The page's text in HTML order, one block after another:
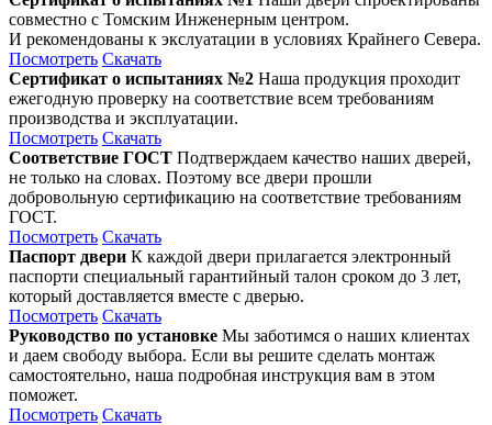
совместно с Томским Инженерным центром.
И рекомендованы к экслуатации в условиях Крайнего Севера.
Посмотреть Скачать
Сертификат о испытаниях №2 Наша продукция проходит
ежегодную проверку на соответствие всем требованиям
производства и эксплуатации.
Посмотреть Скачать
Соответствие ГОСТ Подтверждаем качество наших дверей,
не только на словах. Поэтому все двери прошли
добровольную сертификацию на соответствие требованиям
ГОСТ.
Посмотреть Скачать
Паспорт двери К каждой двери прилагается электронный
паспорти специальный гарантийный талон сроком до 3 лет,
который доставляется вместе с дверью.
Посмотреть Скачать
Руководство по установке Мы заботимся о наших клиентах
и даем свободу выбора. Если вы решите сделать монтаж
самостоятельно, наша подробная инструкция вам в этом
поможет.
Посмотреть Скачать